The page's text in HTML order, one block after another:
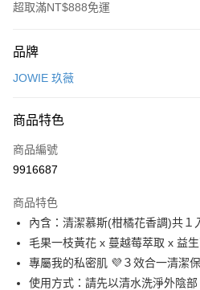
超取滿NT$888免運
信用卡一次付款
LINE Pay
Apple Pay
ATM付款
運送方式
全家取貨付款
品牌
JOWIE 玖薇
商品特色
商品編號
9916687
商品特色
內含：清潔慕斯(柑橘花香調)共１
毛果一枝黃花 x 蔓越莓萃取 x 益
專屬我的私密肌 💜３效合一清潔
使用方式：請先以清水洗淨外陰